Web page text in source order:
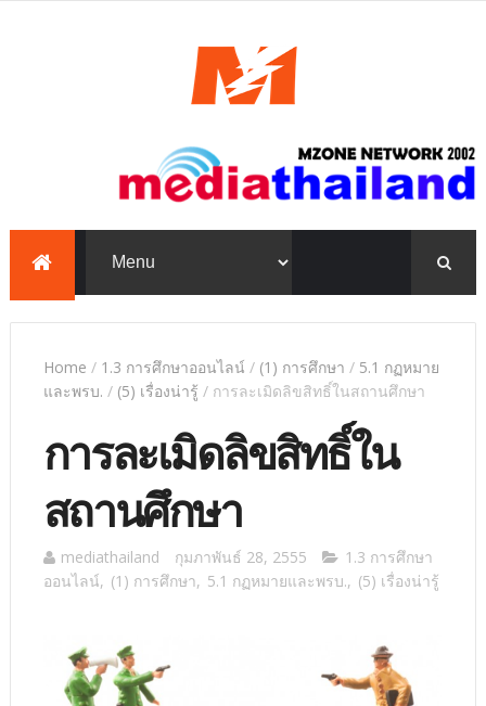
education, e-learning,
PowerPoint, TKP
Home / 1.3 การศึกษาออนไลน์ / (1) การศึกษา / 5.1 กฏหมาย
และพรบ. / (5) เรื่องน่ารู้ / การละเมิดลิขสิทธิ์ในสถานศึกษา
การละเมิดลิขสิทธิ์ใน
สถานศึกษา
mediathailand กุมภาพันธ์ 28, 2555
1.3 การศึกษา
ออนไลน์, (1) การศึกษา, 5.1 กฏหมายและพรบ., (5) เรื่องน่ารู้